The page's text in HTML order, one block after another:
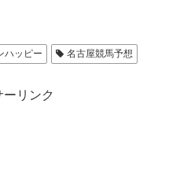
ハッピー 名古屋競馬予想
ーリンク